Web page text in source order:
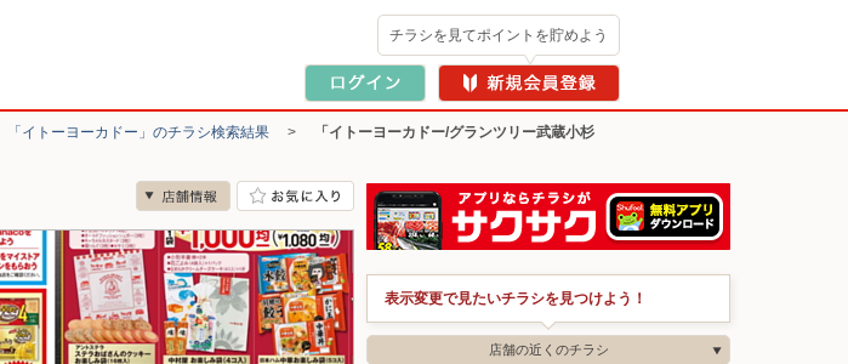
チラシを見てポイントを貯めよう
「イトーヨーカドー」のチラシ検索結果 >
「イトーヨーカドー/グランツリー武蔵小杉
表示変更で見たいチラシを見つけよう！
店舗の近くのチラシ